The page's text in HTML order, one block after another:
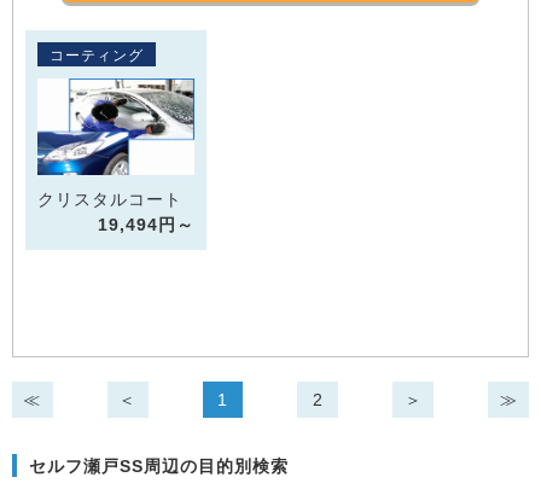
コーティング
クリスタルコート
19,494円～
≪ ＜ 1 2 ＞ ≫
セルフ瀬戸SS周辺の目的別検索